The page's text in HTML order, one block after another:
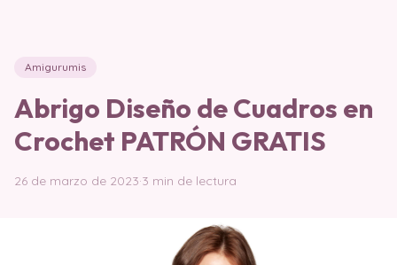
Amigurumis
Abrigo Diseño de Cuadros en
Crochet PATRÓN GRATIS
26 de marzo de 2023·3 min de lectura